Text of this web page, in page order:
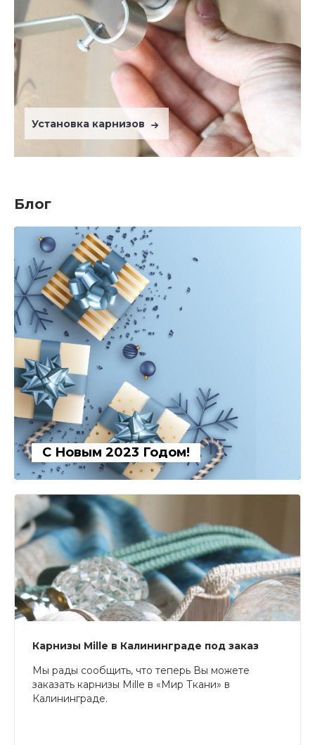
Установка карнизов
Блог
С Новым 2023 Годом!
Карнизы Mille в Калининграде под заказ
Мы рады сообщить, что теперь Вы можете
заказать карнизы Mille в «Мир Ткани» в
Калининграде.